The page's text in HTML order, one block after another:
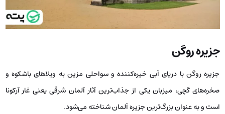
جزیره روگن
جزیره روگن با دریای آبی خیره‌کننده و سواحلی مزین به ویلاهای باشکوه و
صخره‌های گچی، میزبان یکی از جذاب‌ترین آثار آلمان شرقی یعنی غار آرکونا
است و به عنوان بزرگ‌ترین جزیره آلمان شناخته می‌شود.